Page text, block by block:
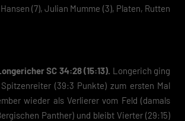
(7), Julian Mumme (3), Platen, Rutten
SC 34:28 (15:13). Longerich ging
(39:3 Punkte) zum ersten Mal
wieder als Verlierer vom Feld (damals
Panther) und bleibt Vierter (29:15)